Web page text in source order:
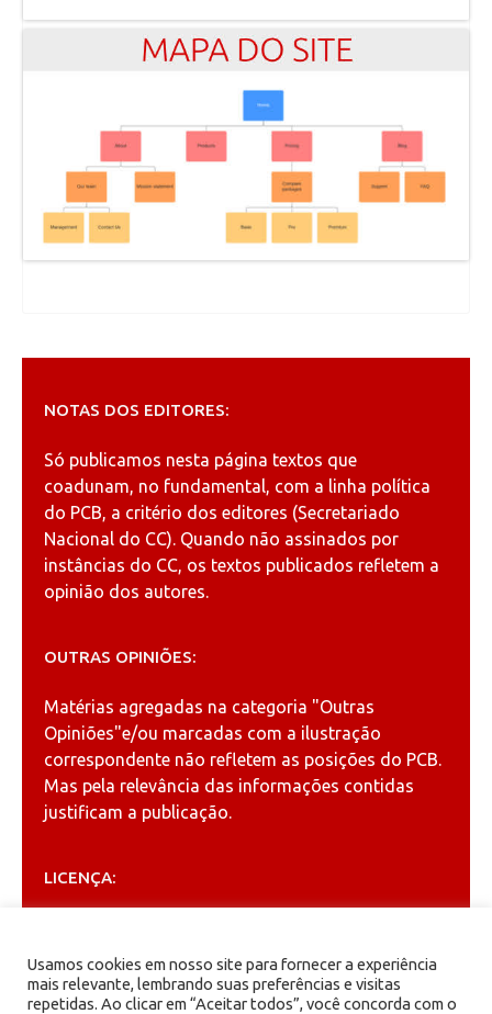
NOTAS DOS EDITORES:
Só publicamos nesta página textos que
coadunam, no fundamental, com a linha política
do PCB, a critério dos editores (Secretariado
Nacional do CC). Quando não assinados por
instâncias do CC, os textos publicados refletem a
opinião dos autores.
OUTRAS OPINIÕES:
Matérias agregadas na categoria "Outras
Opiniões"e/ou marcadas com a ilustração
correspondente não refletem as posições do PCB.
Mas pela relevância das informações contidas
justificam a publicação.
LICENÇA:
Creative Commons
Usamos cookies em nosso site para fornecer a experiência
mais relevante, lembrando suas preferências e visitas
repetidas. Ao clicar em “Aceitar todos”, você concorda com o